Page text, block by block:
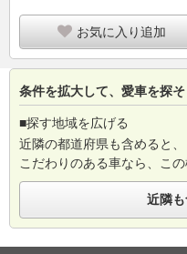
お気に入り追加
条件を拡大して、愛車を探そ
■探す地域を広げる
近隣の都道府県も含めると、
こだわりのある車なら、この
近隣